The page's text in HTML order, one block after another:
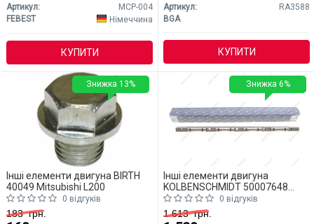
Артикул:
MCP-004
FEBEST
Німеччина
КУПИТИ
Артикул:
RA3588
BGA
КУПИТИ
Інші елементи двигуна BIRTH
40049 Mitsubishi L200
0 відгуків
183грн.
Знижка 13%
Інші елементи двигуна
KOLBENSCHMIDT 50007648
Mitsubishi L2000 відгуків
1 613грн.
Знижка 6%